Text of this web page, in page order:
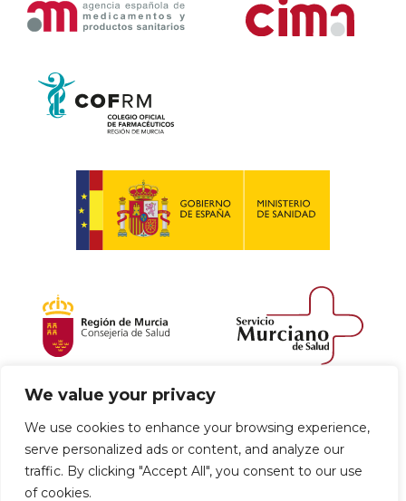
We value your privacy
We use cookies to enhance your browsing experience,
serve personalized ads or content, and analyze our
traffic. By clicking "Accept All", you consent to our use
of cookies.
Política de envío y devoluciones
Política de privacidad Uso de cookies